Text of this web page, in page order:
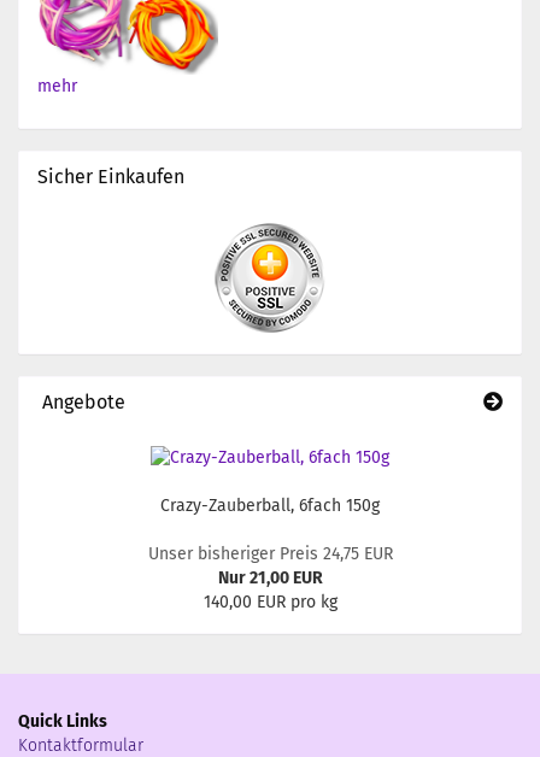
mehr
Sicher Einkaufen
Angebote
Crazy-Zauberball, 6fach 150g
Unser bisheriger Preis 24,75 EUR
Nur 21,00 EUR
140,00 EUR pro kg
Quick Links
Kontaktformular